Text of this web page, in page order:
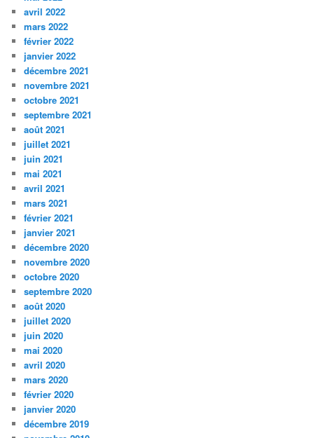
avril 2022
mars 2022
février 2022
janvier 2022
décembre 2021
novembre 2021
octobre 2021
septembre 2021
août 2021
juillet 2021
juin 2021
mai 2021
avril 2021
mars 2021
février 2021
janvier 2021
décembre 2020
novembre 2020
octobre 2020
septembre 2020
août 2020
juillet 2020
juin 2020
mai 2020
avril 2020
mars 2020
février 2020
janvier 2020
décembre 2019